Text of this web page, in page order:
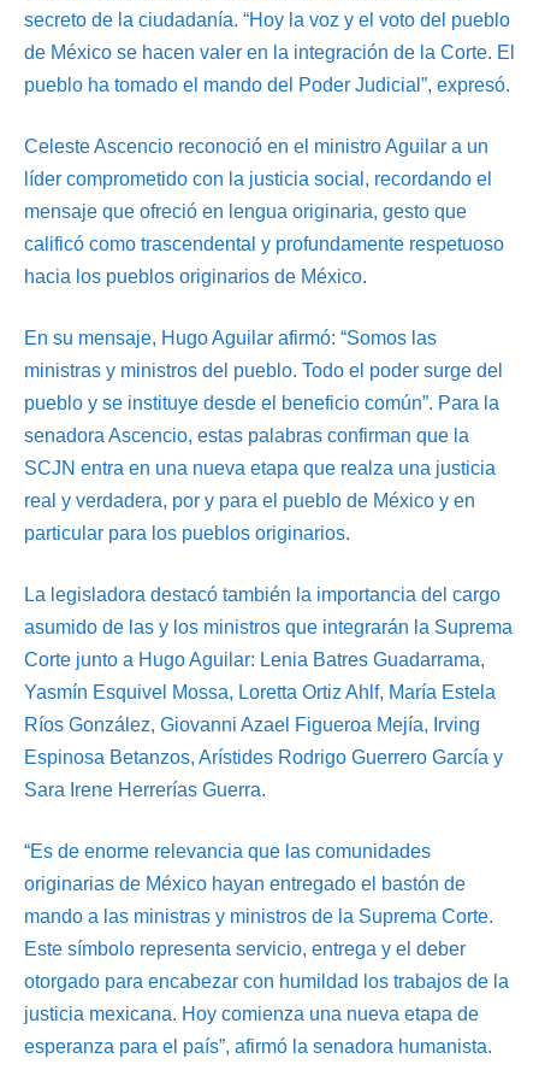
secreto de la ciudadanía. “Hoy la voz y el voto del pueblo
de México se hacen valer en la integración de la Corte. El
pueblo ha tomado el mando del Poder Judicial”, expresó.
Celeste Ascencio reconoció en el ministro Aguilar a un
líder comprometido con la justicia social, recordando el
mensaje que ofreció en lengua originaria, gesto que
calificó como trascendental y profundamente respetuoso
hacia los pueblos originarios de México.
En su mensaje, Hugo Aguilar afirmó: “Somos las
ministras y ministros del pueblo. Todo el poder surge del
pueblo y se instituye desde el beneficio común”. Para la
senadora Ascencio, estas palabras confirman que la
SCJN entra en una nueva etapa que realza una justicia
real y verdadera, por y para el pueblo de México y en
particular para los pueblos originarios.
La legisladora destacó también la importancia del cargo
asumido de las y los ministros que integrarán la Suprema
Corte junto a Hugo Aguilar: Lenia Batres Guadarrama,
Yasmín Esquivel Mossa, Loretta Ortiz Ahlf, María Estela
Ríos González, Giovanni Azael Figueroa Mejía, Irving
Espinosa Betanzos, Arístides Rodrigo Guerrero García y
Sara Irene Herrerías Guerra.
“Es de enorme relevancia que las comunidades
originarias de México hayan entregado el bastón de
mando a las ministras y ministros de la Suprema Corte.
Este símbolo representa servicio, entrega y el deber
otorgado para encabezar con humildad los trabajos de la
justicia mexicana. Hoy comienza una nueva etapa de
esperanza para el país”, afirmó la senadora humanista.